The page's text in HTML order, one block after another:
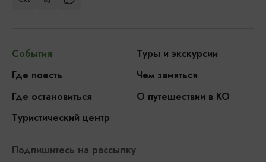
События
Туры и экскурсии
Где поесть
Чем заняться
Где остановиться
О путешествии в КО
Туристический центр
Подпишитесь на рассылку